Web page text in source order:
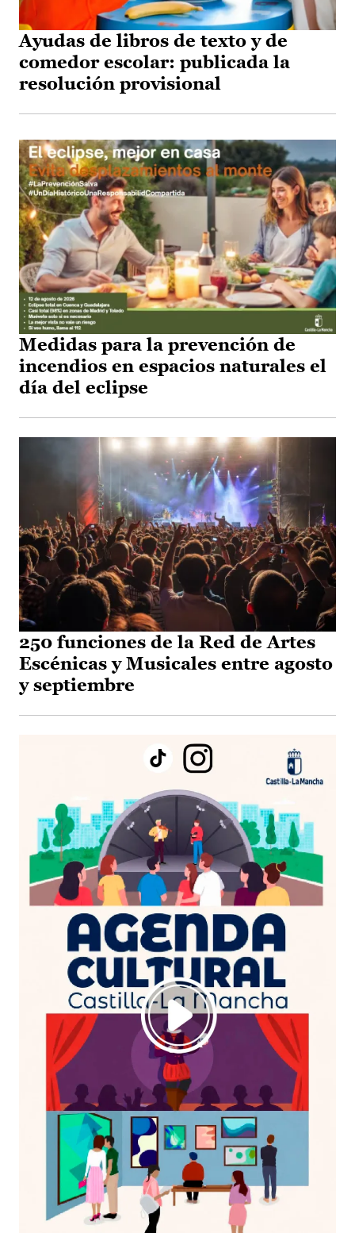
Ayudas de libros de texto y de
comedor escolar: publicada la
resolución provisional
Medidas para la prevención de
incendios en espacios naturales el
día del eclipse
250 funciones de la Red de Artes
Escénicas y Musicales entre agosto
y septiembre